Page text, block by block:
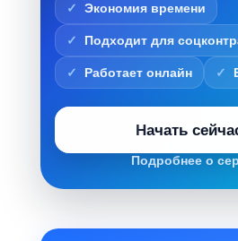
Экономия времени
Подходит для
Работает онлайн
Начать
Подробнее о